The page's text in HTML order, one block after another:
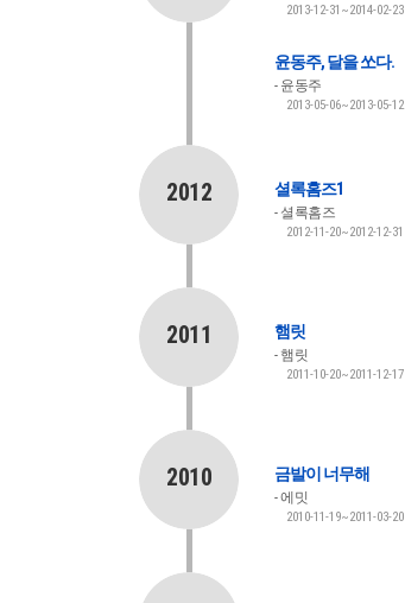
2013-12-31~2014-02-23
윤동주, 달을 쏘다.
윤동주
2013-05-06~2013-05-12
2012 셜록홈즈1
셜록홈즈
2012-11-20~2012-12-31
2011 햄릿
햄릿
2011-10-20~2011-12-17
2010 금발이 너무해
에밋
2010-11-19~2011-03-20